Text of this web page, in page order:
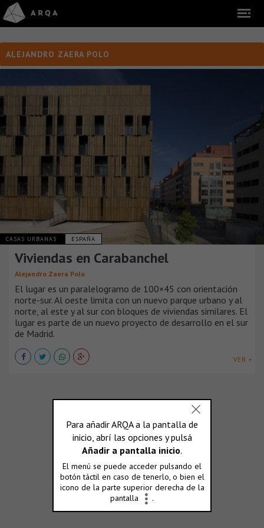
ALEJANDRO ZAERA POLO
CASAS URBANAS ESPAÑA
Viviendas en Carabanchel
Alejandro Zaera Polo
El lugar es un paralelogramo de 100×45 con orientación
norte-sur. Al oeste limita con un nuevo parque urbano y al
norte, al este y al sur con bloques de viviendas similares. El
lugar es parte de un nuevo proyecto de desarrollo en el sur
de Madrid.
VER +